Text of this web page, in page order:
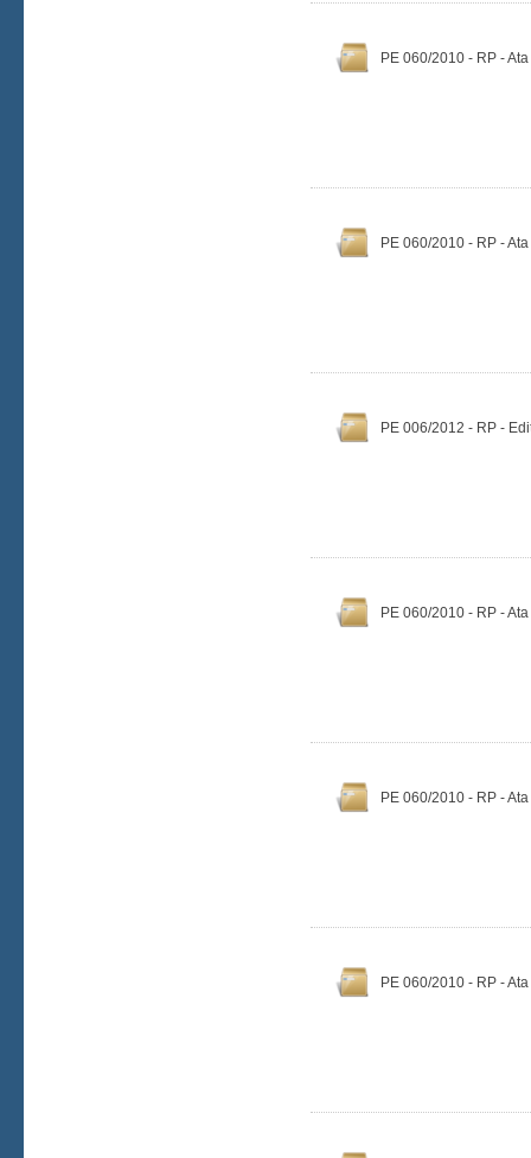
PE 060/2010 - RP -
PE 060/2010 - RP -
PE 006/2012 - RP -
PE 060/2010 - RP -
PE 060/2010 - RP -
PE 060/2010 - RP -